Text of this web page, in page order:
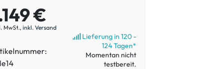
€
MwSt., inkl. Versand
Lieferung in 120 -
124 Tagen*
Momentan nicht
testbereit.